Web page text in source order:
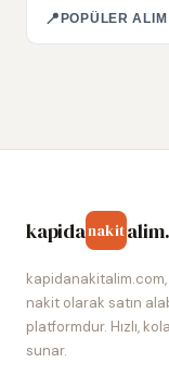
📍 POPÜLER
kapidanakit
kapidanakitalim.com,
nakit olarak satın
platformdur. Hızlı,
sunar.